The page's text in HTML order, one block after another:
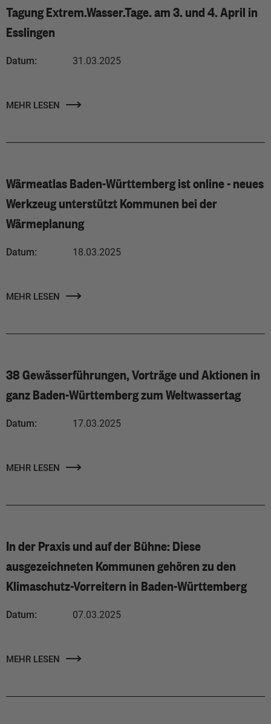
Tagung Extrem.Wasser.Tage. am 3. und 4. April in
Esslingen
Datum: 31.03.2025
MEHR LESEN
Wärmeatlas Baden-Württemberg ist online - neues
Werkzeug unterstützt Kommunen bei der
Wärmeplanung
Datum: 18.03.2025
MEHR LESEN
38 Gewässerführungen, Vorträge und Aktionen in
ganz Baden-Württemberg zum Weltwassertag
Datum: 17.03.2025
MEHR LESEN
In der Praxis und auf der Bühne: Diese
ausgezeichneten Kommunen gehören zu den
Klimaschutz-Vorreitern in Baden-Württemberg
Datum: 07.03.2025
MEHR LESEN